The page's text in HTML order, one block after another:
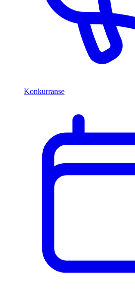
Konkurranse